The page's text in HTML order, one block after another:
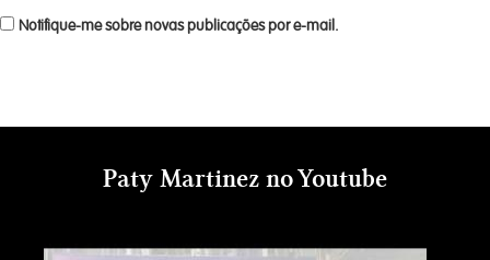
Notifique-me sobre novas publicações por e-mail.
Paty Martinez no Youtube